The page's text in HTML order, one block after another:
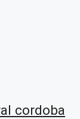
cordoba